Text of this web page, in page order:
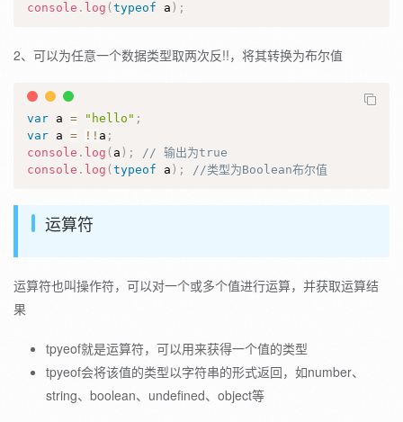
console . log ( typeof a ) ;
2、可以为任意一个数据类型取两次反!!，将其转换为布尔值
var a = "hello" ;
var a = ! ! a ;
console . log ( a ) ;
// 输出为true
console . log ( typeof a ) ; //类型为Boolean布尔值
运算符
运算符也叫操作符，可以对一个或多个值进行运算，并获取运算结
果
tpyeof就是运算符，可以用来获得一个值的类型
tpyeof会将该值的类型以字符串的形式返回，如number、
string、boolean、undefined、object等